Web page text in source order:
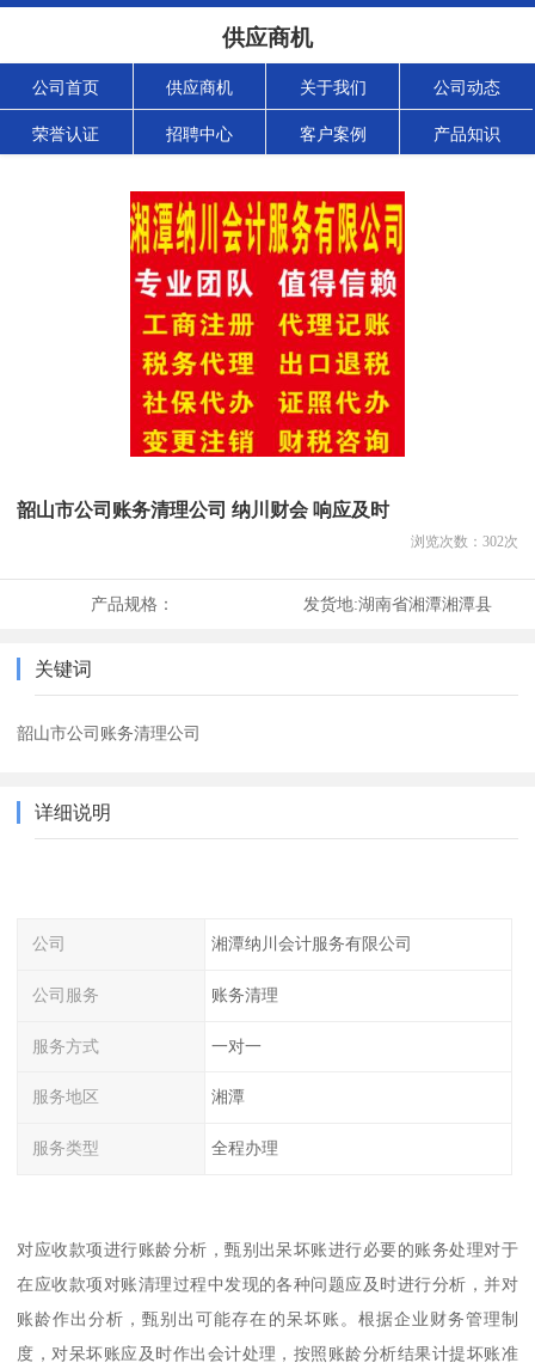
供应商机
公司首页 供应商机 关于我们 公司动态
荣誉认证 招聘中心 客户案例 产品知识
韶山市公司账务清理公司 纳川财会 响应及时
浏览次数： 302次
产品规格： 发货地:湖南省湘潭湘潭县
关键词
韶山市公司账务清理公司
详细说明
公司 湘潭纳川会计服务有限公司
公司服务 账务清理
服务方式 一对一
服务地区 湘潭
服务类型 全程办理
对应收款项进行账龄分析，甄别出呆坏账进行必要的账务处理对于
在应收款项对账清理过程中发现的各种问题应及时进行分析，并对
账龄作出分析，甄别出可能存在的呆坏账。根据企业财务管理制
度，对呆坏账应及时作出会计处理，按照账龄分析结果计提坏账准